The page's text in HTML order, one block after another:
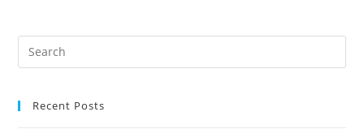
Recent Posts